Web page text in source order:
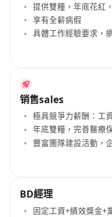
提供雙糧，年底花紅
享有全薪病假
具體工作經驗要求，
销售sales
極具競爭力薪酬：工
年底雙糧，完善醫療
豐富團隊建設活動，
BD經理
固定工資+績效獎金+